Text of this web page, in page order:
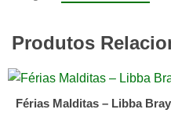
Produtos
Férias Malditas – Libba Bray